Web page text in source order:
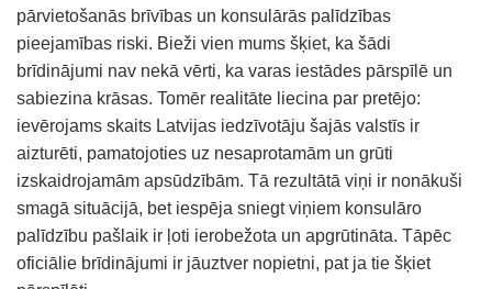
pārvietošanās brīvības un konsulārās palīdzības
pieejamības riski. Bieži vien mums šķiet, ka šādi
brīdinājumi nav nekā vērti, ka varas iestādes pārspīlē un
sabiezina krāsas. Tomēr realitāte liecina par pretējo:
ievērojams skaits Latvijas iedzīvotāju šajās valstīs ir
aizturēti, pamatojoties uz nesaprotamām un grūti
izskaidrojamām apsūdzībām. Tā rezultātā viņi ir nonākuši
smagā situācijā, bet iespēja sniegt viņiem konsulāro
palīdzību pašlaik ir ļoti ierobežota un apgrūtināta. Tāpēc
oficiālie brīdinājumi ir jāuztver nopietni, pat ja tie šķiet